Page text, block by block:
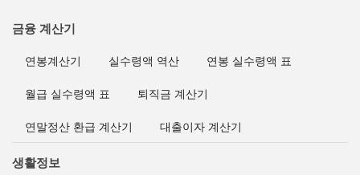
금융 계산기
연봉계산기 실수령액 역산 연봉 실수령액 표
월급 실수령액 표 퇴직금 계산기
연말정산 환급 계산기 대출이자 계산기
생활정보